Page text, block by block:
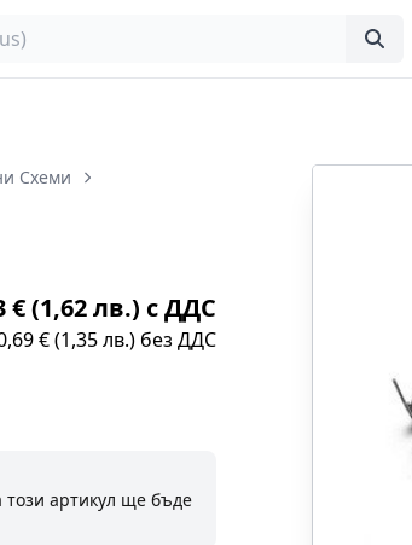
Схеми
€ (1,62 лв.) с ДДС
€ (1,35 лв.) без ДДС
артикул ще бъде